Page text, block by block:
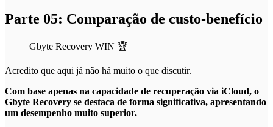
Parte 05: Comparação de custo-benefício
Gbyte Recovery WIN 🏆
Acredito que aqui já não há muito o que discutir.
Com base apenas na capacidade de recuperação via iCloud, o
Gbyte Recovery se destaca de forma significativa, apresentando
um desempenho muito superior.